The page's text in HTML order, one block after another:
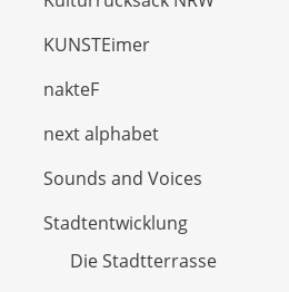
KUNSTEimer
nakteF
next alphabet
Sounds and Voices
Stadtentwicklung
Die Stadtterrasse